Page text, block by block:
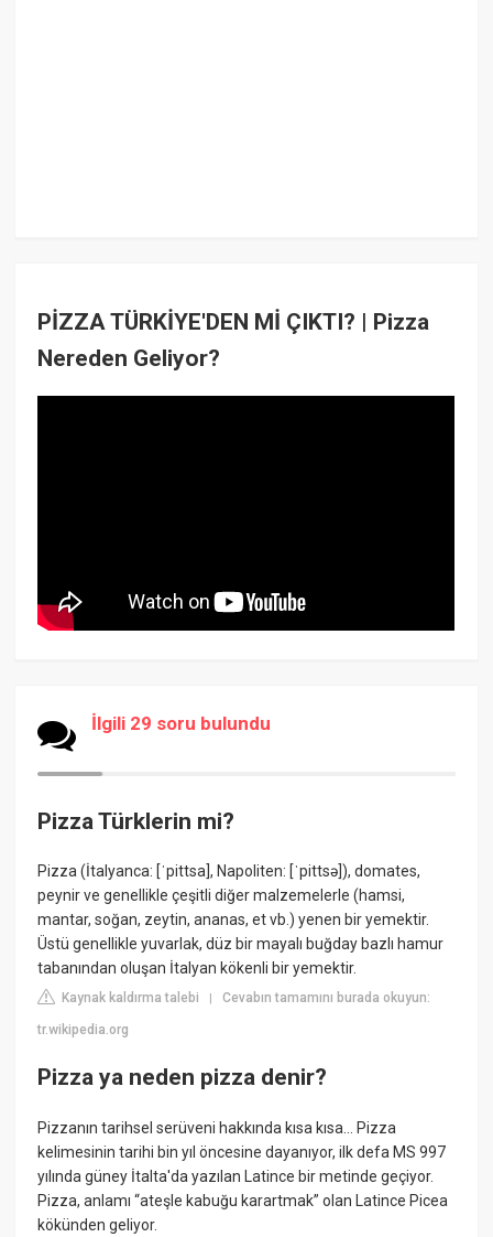
PİZZA TÜRKİYE'DEN Mİ ÇIKTI? | Pizza
Nereden Geliyor?
İlgili 29 soru bulundu
Pizza Türklerin mi?
Pizza (İtalyanca: [ˈpittsa], Napoliten: [ˈpittsə]), domates,
peynir ve genellikle çeşitli diğer malzemelerle (hamsi,
mantar, soğan, zeytin, ananas, et vb.) yenen bir yemektir.
Üstü genellikle yuvarlak, düz bir mayalı buğday bazlı hamur
tabanından oluşan İtalyan kökenli bir yemektir.
Kaynak kaldırma talebi |Cevabın tamamını burada okuyun:
tr.wikipedia.org
Pizza ya neden pizza denir?
Pizzanın tarihsel serüveni hakkında kısa kısa… Pizza
kelimesinin tarihi bin yıl öncesine dayanıyor, ilk defa MS 997
yılında güney İtalta'da yazılan Latince bir metinde geçiyor.
Pizza, anlamı “ateşle kabuğu karartmak” olan Latince Picea
kökünden geliyor.